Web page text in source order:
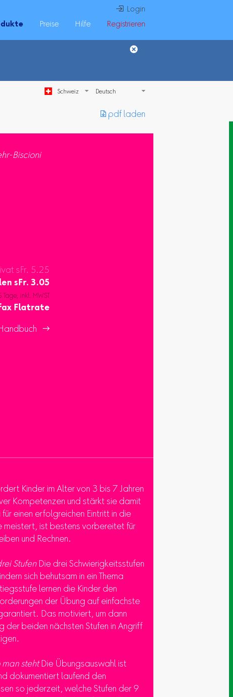
 Login
Preise Hilfe Registrieren
Schweiz
︎ pdf laden
Biscioni
sFr. 5.25
sFr. 3.05
inkl. MWST
Flatrate

Kinder im Alter von 3 bis 7 Jahren
Kompetenzen und stärkt sie damit
einen erfolgreichen Eintritt in die
meistert, ist bestens vorbereitet für
und Rechnen.
StufenDie drei Schwierigkeitsstufen
sich behutsam in ein Thema
lernen die Kinder den
der Übung auf einfachste
Das motiviert, um dann
der beiden nächsten Stufen in Angriff
stehtDie Übungsauswahl ist
dokumentiert laufend den
so jederzeit, welche Stufen der 9